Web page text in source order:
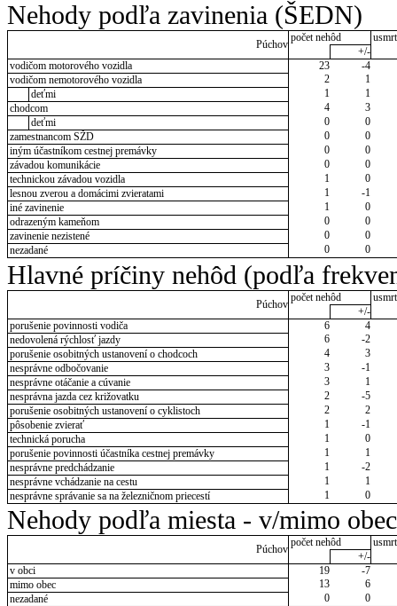
Nehody podľa zavinenia (ŠEDN)
Púchov
počet nehôd
+/-
vodičom motorového vozidla
23
-4
vodičom nemotorového vozidla
2
1
deťmi
1
1
chodcom
4
3
deťmi
0
0
zamestnancom SŽD
0
0
iným účastníkom cestnej premávky
0
0
závadou komunikácie
0
0
technickou závadou vozidla
1
0
lesnou zverou a domácimi zvieratami
1
-1
iné zavinenie
1
0
odrazeným kameňom
0
0
zavinenie nezistené
0
0
nezadané
0 0
Hlavné príčiny nehôd (podľa
Púchov
počet nehôd
+/-
porušenie povinnosti vodiča
6
4
nedovolená rýchlosť jazdy
6
-2
porušenie osobitných ustanovení o chodcoch
4
3
nesprávne odbočovanie
3
-1
nesprávne otáčanie a cúvanie
3
1
nesprávna jazda cez križovatku
2
-5
porušenie osobitných ustanovení o cyklistoch
2
2
pôsobenie zvierať
1
-1
technická porucha
1
0
porušenie povinnosti účastníka cestnej premávky
1
1
nesprávne predchádzanie
1
-2
nesprávne vchádzanie na cestu
1
1
nesprávne správanie sa na železničnom priecestí
1 0
Nehody podľa miesta - v/mimo obec
Púchov
počet nehôd
+/-
v obci
19
-7
mimo obec
13
6
nezadané
0 0